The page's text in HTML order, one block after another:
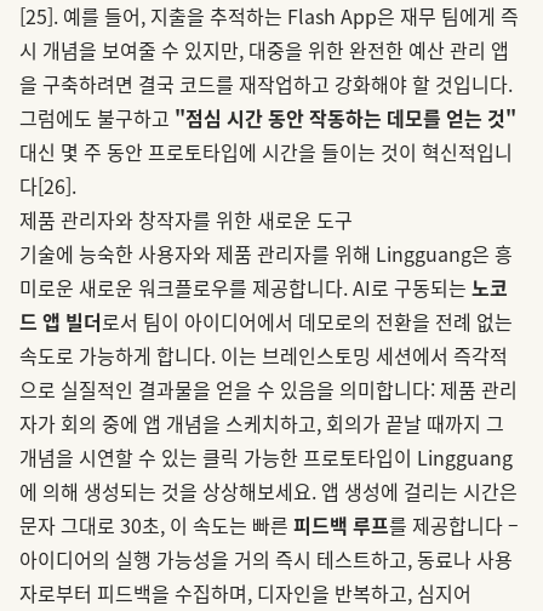
[25]. 예를 들어, 지출을 추적하는 Flash App은 재무 팀에게 즉
시 개념을 보여줄 수 있지만, 대중을 위한 완전한 예산 관리 앱
을 구축하려면 결국 코드를 재작업하고 강화해야 할 것입니다.
그럼에도 불구하고 "점심 시간 동안 작동하는 데모를 얻는 것"
대신 몇 주 동안 프로토타입에 시간을 들이는 것이 혁신적입니
다[26].
제품 관리자와 창작자를 위한 새로운 도구
기술에 능숙한 사용자와 제품 관리자를 위해 Lingguang은 흥
미로운 새로운 워크플로우를 제공합니다. AI로 구동되는 노코
드 앱 빌더로서 팀이 아이디어에서 데모로의 전환을 전례 없는
속도로 가능하게 합니다. 이는 브레인스토밍 세션에서 즉각적
으로 실질적인 결과물을 얻을 수 있음을 의미합니다: 제품 관리
자가 회의 중에 앱 개념을 스케치하고, 회의가 끝날 때까지 그
개념을 시연할 수 있는 클릭 가능한 프로토타입이 Lingguang
에 의해 생성되는 것을 상상해보세요. 앱 생성에 걸리는 시간은
문자 그대로 30초, 이 속도는 빠른 피드백 루프를 제공합니다 –
아이디어의 실행 가능성을 거의 즉시 테스트하고, 동료나 사용
자로부터 피드백을 수집하며, 디자인을 반복하고, 심지어